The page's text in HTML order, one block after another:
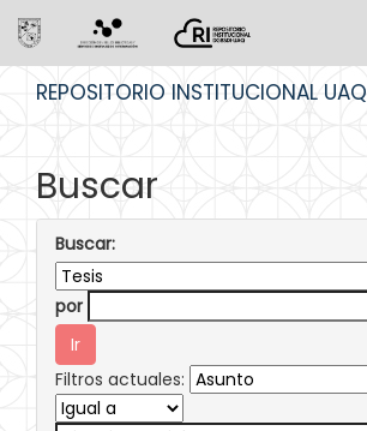
REPOSITORIO INSTITUCIONAL UAQ
Buscar
Buscar:
por
Filtros actuales: